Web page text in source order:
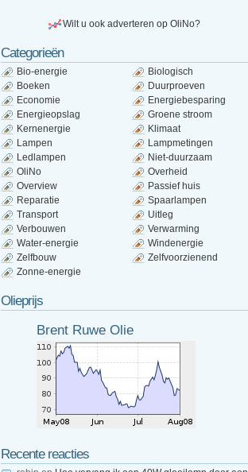
Wilt u ook adverteren op OliNo?
Categorieën
Bio-energie
Biologisch
Boeken
Duurproeven
Economie
Energiebesparing
Energieopslag
Groene stroom
Kernenergie
Klimaat
Lampen
Lampmetingen
Ledlampen
Niet-duurzaam
OliNo
Overheid
Overview
Passief huis
Reparatie
Spaarlampen
Transport
Uitleg
Verbouwen
Verwarming
Water-energie
Windenergie
Zelfbouw
Zelfvoorzienend
Zonne-energie
Olieprijs
Brent Ruwe Olie
Recente reacties